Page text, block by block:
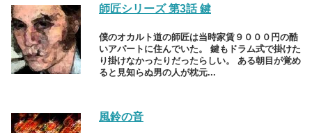
師匠シリーズ 第3話 鍵
僕のオカルト道の師匠は当時家賃９０００円の酷
いアパートに住んでいた。 鍵もドラム式で掛けた
り掛けなかったりだったらしい。 ある朝目が覚め
ると見知らぬ男の人が枕元...
風鈴の音